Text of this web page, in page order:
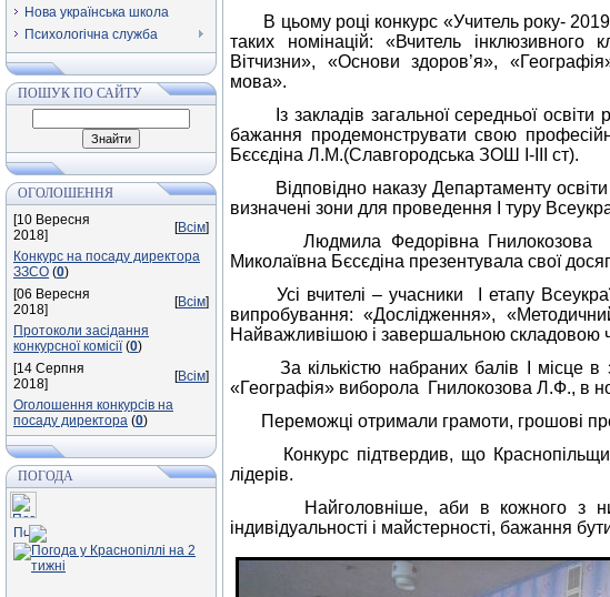
Нова українська школа
Психологічна служба
ПОШУК ПО САЙТУ
ОГОЛОШЕННЯ
[10 Вересня
2018]
[Всім]
Конкурс на посаду директора
ЗЗСО (0)
[06 Вересня
2018]
[Всім]
Протоколи засідання
конкурсної комісії (0)
[14 Серпня
2018]
[Всім]
Оголошення конкурсів на
посаду директора (0)
ПОГОДА
В цьому році конкурс «Учитель року-
таких номінацій: «Вчитель інклюзивного
Вітчизни», «Основи здоров’я»,
мова».
Із закладів загальної середньої освіти
бажання продемонструвати свою
Бєсєдіна Л.М.(Славгородська ЗОШ І-ІІІ ст).
Відповідно наказу Департаменту освіти
визначені зони для проведення І туру
Людмила Федорівна Гнилокозова
Миколаївна Бєсєдіна презентувала свої
Усі вчителі – учасники І етапу
випробування: «Дослідження»,
Найважливішою і завершальною складовою
За кількістю набраних балів І місце в
«Географія» виборола Гнилокозова Л.Ф., в
Переможці отримали грамоти, грошові
Конкурс підтвердив, що Краснопільщина
лідерів.
Найголовніше, аби в кожного з них
індивідуальності і майстерності, бажання